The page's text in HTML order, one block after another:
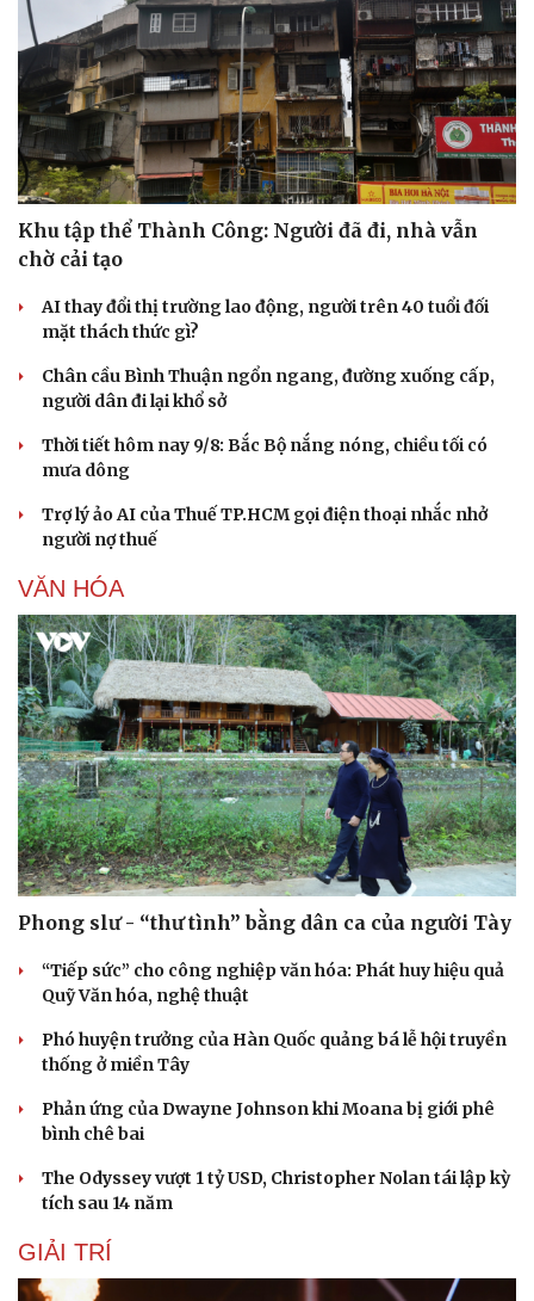
Văn hóa
Sân khấu - Điện ảnh
Văn học
Âm nhạc
Di sản
Nghệ sĩ
Thời trang
Sao Việt
Khu tập thể Thành Công: Người đã đi, nhà vẫn
chờ cải tạo
AI thay đổi thị trường lao động, người trên 40 tuổi đối
mặt thách thức gì?
Chân cầu Bình Thuận ngổn ngang, đường xuống cấp,
người dân đi lại khổ sở
Thời tiết hôm nay 9/8: Bắc Bộ nắng nóng, chiều tối có
mưa dông
Trợ lý ảo AI của Thuế TP.HCM gọi điện thoại nhắc nhở
người nợ thuế
VĂN HÓA
Phong slư - “thư tình” bằng dân ca của người Tày
“Tiếp sức” cho công nghiệp văn hóa: Phát huy hiệu quả
Quỹ Văn hóa, nghệ thuật
Phó huyện trưởng của Hàn Quốc quảng bá lễ hội truyền
thống ở miền Tây
Phản ứng của Dwayne Johnson khi Moana bị giới phê
bình chê bai
The Odyssey vượt 1 tỷ USD, Christopher Nolan tái lập kỳ
tích sau 14 năm
GIẢI TRÍ